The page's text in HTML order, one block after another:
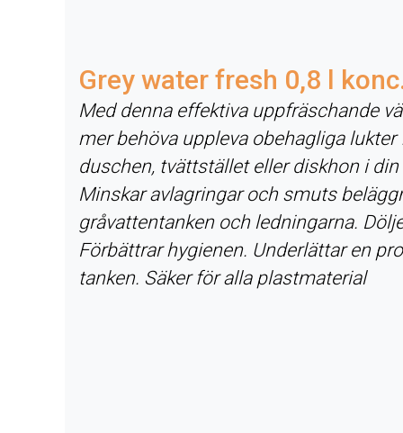
Grey water fresh 0,8 l
Med denna effektiva uppfräschande
mer behöva uppleva obehagliga
duschen, tvättstället eller diskhon i
Minskar avlagringar och smuts
gråvattentanken och ledningarna.
Förbättrar hygienen. Underlättar en
tanken. Säker för alla plastmaterial